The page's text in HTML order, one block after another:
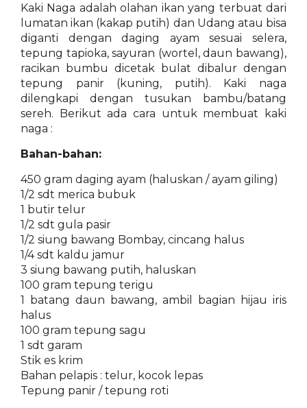
Kaki Naga adalah olahan ikan yang terbuat dari
lumatan ikan (kakap putih) dan Udang atau bisa
diganti dengan daging ayam sesuai selera,
tepung tapioka, sayuran (wortel, daun bawang),
racikan bumbu dicetak bulat dibalur dengan
tepung panir (kuning, putih). Kaki naga
dilengkapi dengan tusukan bambu/batang
sereh. Berikut ada cara untuk membuat kaki
naga :
Bahan-bahan:
450 gram daging ayam (haluskan / ayam giling)
1/2 sdt merica bubuk
1 butir telur
1/2 sdt gula pasir
1/2 siung bawang Bombay, cincang halus
1/4 sdt kaldu jamur
3 siung bawang putih, haluskan
100 gram tepung terigu
1 batang daun bawang, ambil bagian hijau iris
halus
100 gram tepung sagu
1 sdt garam
Stik es krim
Bahan pelapis : telur, kocok lepas
Tepung panir / tepung roti